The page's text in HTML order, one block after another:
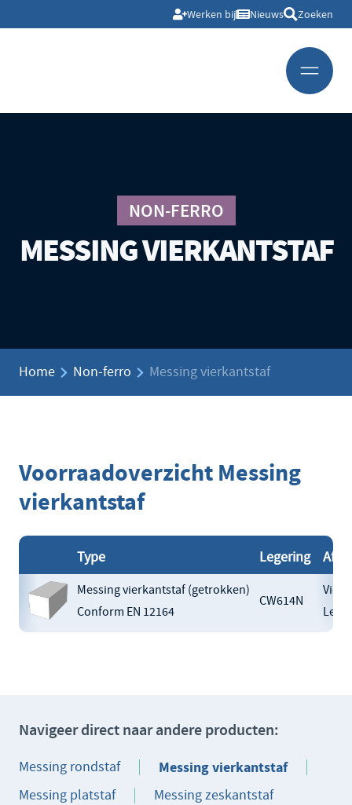
Werken bij Nieuws Zoeken
NON-FERRO
MESSING VIERKANTSTAF
Home Non-ferro Messing vierkantstaf
Voorraadoverzicht Messing
vierkantstaf
Type Legering
Messing vierkantstaf (getrokken)
Conform EN 12164
CW614N
Navigeer direct naar andere producten:
Messing rondstaf Messing vierkantstaf
Messing platstaf Messing zeskantstaf